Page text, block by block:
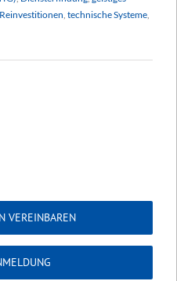
Reinvestitionen technische Systeme
VEREINBAREN